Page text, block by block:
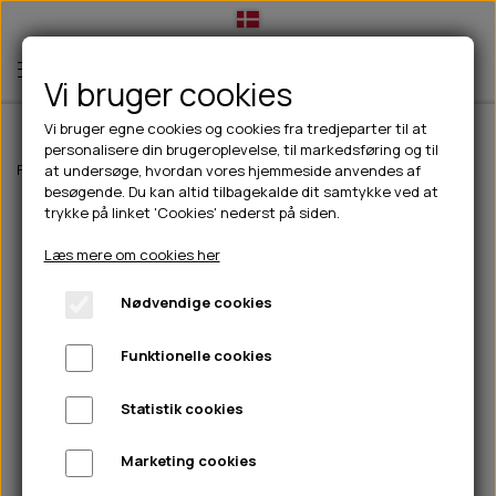
TIL HUND
💧FODER- VANDSKÅLE
CHICOPEE
GODBIDSTASKE
HALSBÅND
🦴 GODBIDDER & SNACKS
🍖 SMAGSVARIANTER
🎾 LEGETØJ
TÆNDER, ØRE, ØJE, POTER & NÆSE
🐾 UDSTYR & KOMFORT
TIL HUNDEEJER
DRIKKEFLASKER/TERMOFLASKER
HUER OG VANTER
PINEWOOD SALES
TIL KAT
TILBUD
NYHEDER
ABONNEMENT
Forside Til hunde Hundetøj Jakker til hunde Paikka Recovery
Vi bruger cookies
Vi bruger egne cookies og cookies fra tredjeparter til at
personalisere din brugeroplevelse, til markedsføring og til
at undersøge, hvordan vores hjemmeside anvendes af
besøgende. Du kan altid tilbagekalde dit samtykke ved at
trykke på linket 'Cookies' nederst på siden.
Læs mere om cookies her
Nødvendige cookies
Funktionelle cookies
Statistik cookies
Marketing cookies